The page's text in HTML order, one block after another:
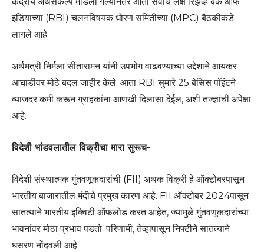
इंडियाच्या (RBI) चलनविषयक धोरण समितीच्या (MPC) बैठकीकडे
लागले आहे.
अर्थमंत्री निर्मला सीतारामन यांनी उपभोग वाढवण्याच्या उद्देशाने आयकर
आघाडीवर मोठे बदल जाहीर केले. आता RBI सुमारे 25 बेसिस पॉइंटने
व्याजदर कमी करून ग्राहकांना आणखी दिलासा देईल, अशी तज्ज्ञांची अपेक्षा
आहे.
विदेशी भांडवलातील विक्रीचा मारा सुरूच-
विदेशी संस्थात्मक गुंतवणूकदारांची (FII) अथक विक्री हे ऑक्टोबरपासून
भारतीय बाजारातील मंदीचे प्रमुख कारण आहे. FII ऑक्टोबर 2024पासून
सातत्याने भारतीय इक्विटी ऑफलोड करत आहेत, ज्यामुळे गुंतवणूकदारांच्या
भावनांवर मोठा प्रभाव पडतो. परिणामी, तेव्हापासून निफ्टीने सातत्याने
घसरण नोंदवली आहे.